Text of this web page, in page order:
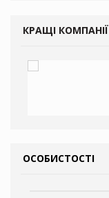
КРАЩІ КОМПАНІЇ
ОСОБИСТОСТІ